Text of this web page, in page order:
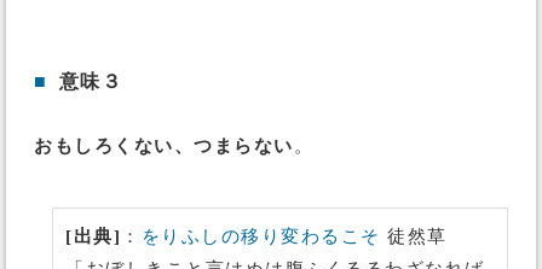
■ 意味３
おもしろくない、つまらない 。
[出典] ： をりふしの移り変わるこそ 徒然草